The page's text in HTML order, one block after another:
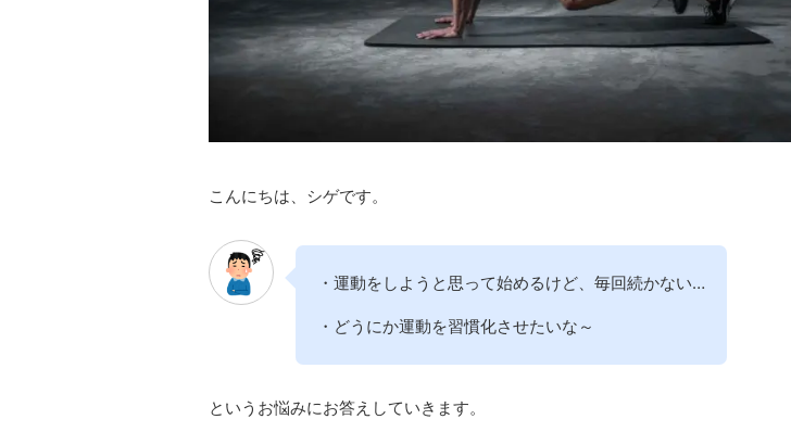
こんにちは、シゲです。
・運動をしようと思って始めるけど、毎回続かない…
・どうにか運動を習慣化させたいな～
というお悩みにお答えしていきます。